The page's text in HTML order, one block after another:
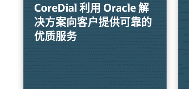
CoreDial 利用 Oracle 解
决方案向客户提供可靠的
优质服务